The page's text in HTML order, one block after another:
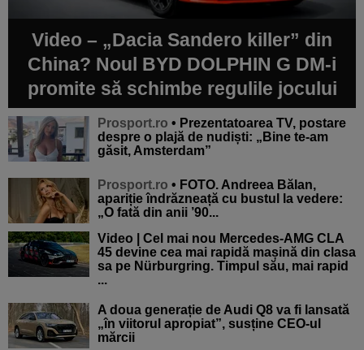
Video – „Dacia Sandero killer” din
China? Noul BYD DOLPHIN G DM-i
promite să schimbe regulile jocului
Prosport.ro • Prezentatoarea TV, postare
despre o plajă de nudiști: „Bine te-am
găsit, Amsterdam”
Prosport.ro • FOTO. Andreea Bălan,
apariție îndrăzneață cu bustul la vedere:
„O fată din anii ’90...
Video | Cel mai nou Mercedes-AMG CLA
45 devine cea mai rapidă mașină din clasa
sa pe Nürburgring. Timpul său, mai rapid
...
A doua generație de Audi Q8 va fi lansată
„în viitorul apropiat”, susține CEO-ul
mărcii